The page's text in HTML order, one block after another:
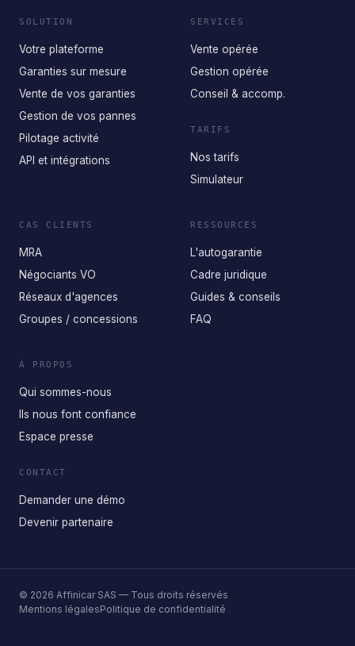
SOLUTION
Votre plateforme
Garanties sur mesure
Vente de vos garanties
Gestion de vos pannes
Pilotage activité
API et intégrations
SERVICES
Vente opérée
Gestion opérée
Conseil & accomp.
TARIFS
Nos tarifs
Simulateur
CAS CLIENTS
MRA
Négociants VO
Réseaux d'agences
Groupes / concessions
RESSOURCES
L'autogarantie
Cadre juridique
Guides & conseils
FAQ
À PROPOS
Qui sommes-nous
Ils nous font confiance
Espace presse
CONTACT
Demander une démo
Devenir partenaire
© 2026 Affinicar SAS — Tous droits réservés
Mentions légalesPolitique de confidentialité